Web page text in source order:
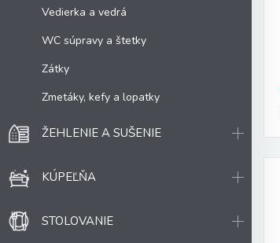
Vedierka a vedrá
WC súpravy a štetky
Zátky
Zmetáky, kefy a lopatky
ŽEHLENIE A SUŠENIE
KÚPEĽŇA
STOLOVANIE